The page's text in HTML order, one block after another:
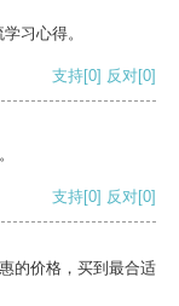
习心得。
支持[0] 反对[0]
支持[0] 反对[0]
的价格，买到最合适